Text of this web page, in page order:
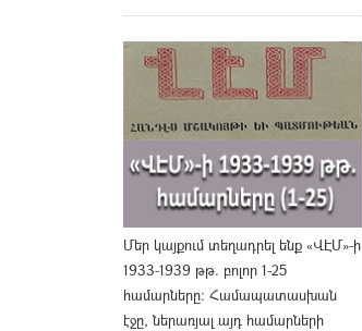
Մեր կայքում տեղադրել ենք «ՎԷՄ»-ի
1933-1939 թթ. բոլոր 1-25
համարները։ Համապատասխան
էջը, ներառյալ այդ համարների